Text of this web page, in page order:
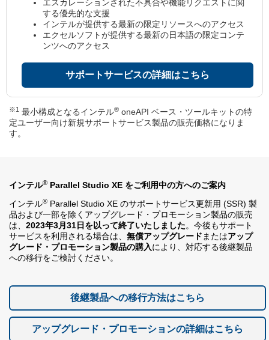
エスカレーションされた不具合や機能リクエストに関
する優先的な支援
インテルが提供する最新の限定リソースへのアクセス
エクセルソフトが提供する最新の日本語の限定コンテ
ンツへのアクセス
サポートサービスの詳細はこちら
※1 最小構成となるインテル® oneAPI ベース・ツールキットの特
定ユーザー向け新規サポートサービス製品の販売価格になりま
す。
インテル® Parallel Studio XE をご利用中の方へのご案内
インテル® Parallel Studio XE のサポートサービス更新用 (SSR) 製
品および一部を除くアップグレード・プロモーション製品の販売
は、 2023年3月31日を以って終了いたしました。今後もサポート
サービスを利用される場合は、 無償アップグレード またはアップ
グレード・プロモーション製品の購入により、対応する後継製品
への移行をご検討ください。
後継製品への移行方法はこちら
アップグレード・プロモーションの詳細はこちら